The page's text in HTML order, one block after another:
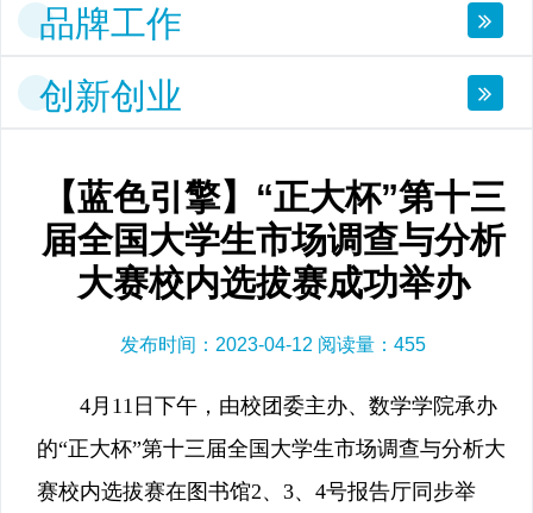
品牌工作
创新创业
【蓝色引擎】“正大杯”第十三
届全国大学生市场调查与分析
大赛校内选拔赛成功举办
发布时间：2023-04-12 阅读量： 455
4月11日下午，由校团委主办、数学学院承办
的“正大杯”第十三届全国大学生市场调查与分析大
赛校内选拔赛在图书馆2、3、4号报告厅同步举